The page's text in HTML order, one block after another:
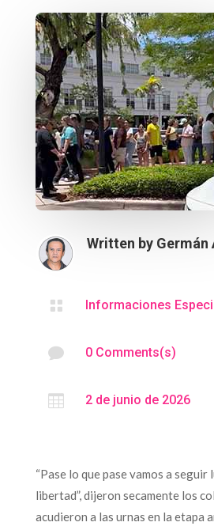
Written by Germán
 Informaciones
 0 Comments(s)
 2 de junio de 2026
“Pase lo que pase vamos a seguir
libertad”, dijeron secamente los
acudieron a las urnas en la etapa